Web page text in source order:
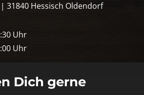
31840 Hessisch Oldendorf
Uhr
Uhr
Dich gerne